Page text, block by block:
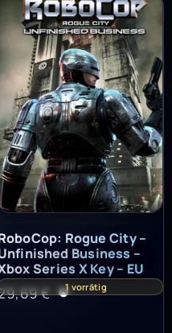
– Tides of Torment (PC) –
Rogue City –
Rogue City –
Business –
Series X Key – EU
€ 1 vorrätig